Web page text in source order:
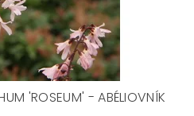
'ROSEUM' - ABÉLIOVNÍK